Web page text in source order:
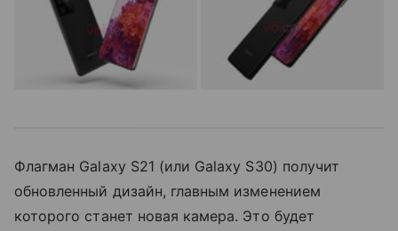
Флагман Galaxy S21 (или Galaxy S30) получит
обновленный дизайн, главным изменением
которого станет новая камера. Это будет